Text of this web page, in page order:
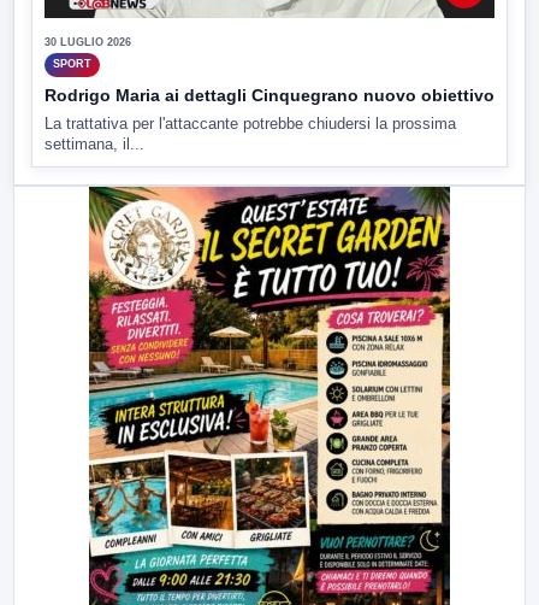
30 LUGLIO 2026
SPORT
Rodrigo Maria ai dettagli Cinquegrano nuovo obiettivo
La trattativa per l'attaccante potrebbe chiudersi la prossima
settimana, il...